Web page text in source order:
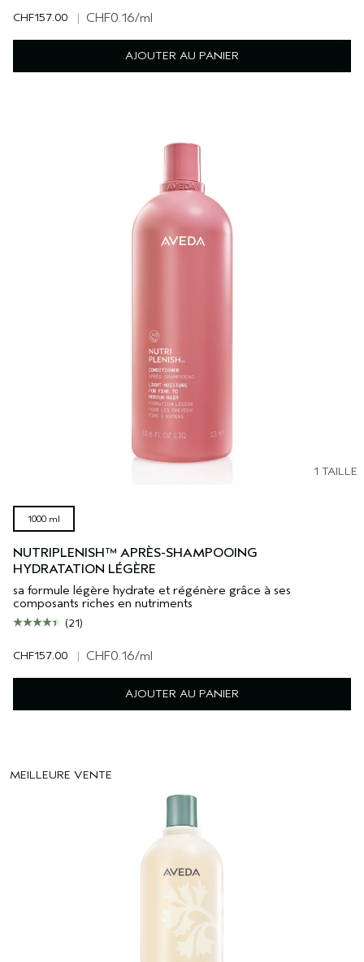
CHF157.00 | CHF0.16/ml
AJOUTER AU PANIER
1 TAILLE
1000 ml
NUTRIPLENISH™ APRÈS-SHAMPOOING
HYDRATATION LÉGÈRE
sa formule légère hydrate et régénère grâce à ses
composants riches en nutriments
(21)
CHF157.00 | CHF0.16/ml
AJOUTER AU PANIER
MEILLEURE VENTE